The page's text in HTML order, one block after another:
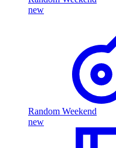
new
Random Weekend
new